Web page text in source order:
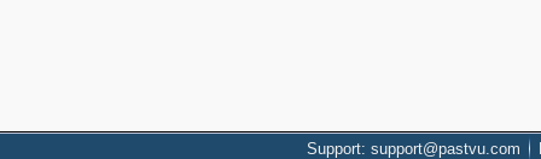
Support: support@pastvu.com